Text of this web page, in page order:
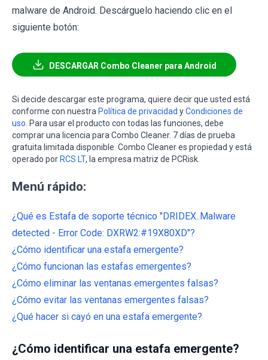
malware de Android. Descárguelo haciendo clic en el
siguiente botón:
DESCARGAR Combo Cleaner para Android
Si decide descargar este programa, quiere decir que usted está
conforme con nuestra Política de privacidad yCondiciones de
uso . Para usar el producto con todas las funciones, debe
comprar una licencia para Combo Cleaner. 7 días de prueba
gratuita limitada disponible. Combo Cleaner es propiedad y está
operado por RCS LT, la empresa matriz de PCRisk.
Menú rápido:
¿Qué es Estafa de soporte técnico "DRIDEX..Malware
detected - Error Code: DXRW2:#19X80XD"?
¿Cómo identificar una estafa emergente?
¿Cómo funcionan las estafas emergentes?
¿Cómo eliminar las ventanas emergentes falsas?
¿Cómo evitar las ventanas emergentes falsas?
¿Qué hacer si cayó en una estafa emergente?
¿Cómo identificar una estafa emergente?